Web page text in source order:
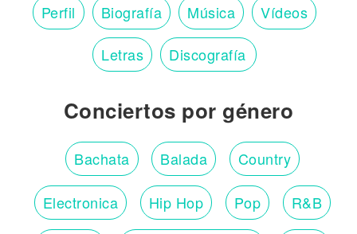
Perfil Biografía Música Vídeos
Letras Discografía
Conciertos por género
Bachata Balada Country
Electronica Hip Hop Pop R&B